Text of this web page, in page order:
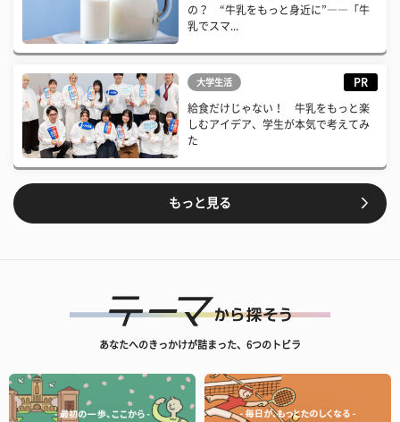
の？ “牛乳をもっと身近に”――「牛
乳でスマ...
大学生活 PR
給食だけじゃない！ 牛乳をもっと楽
しむアイデア、学生が本気で考えてみ
た
もっと見る
あなたへのきっかけが詰まった、6つのトビラ